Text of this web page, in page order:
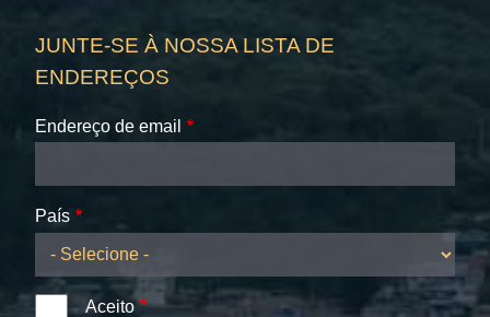
JUNTE-SE À NOSSA LISTA DE
ENDEREÇOS
Endereço de email
País
Aceito